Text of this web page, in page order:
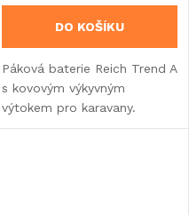
DO KOŠÍKU
Páková baterie Reich Trend A
s kovovým výkyvným
výtokem pro karavany.
Připojení UniQuick,